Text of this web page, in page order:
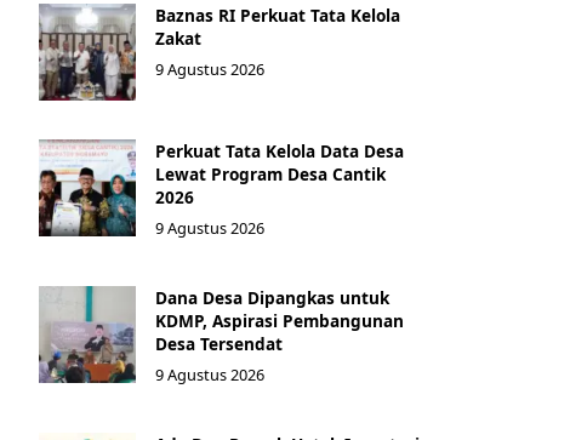
Baznas RI Perkuat Tata Kelola
Zakat
9 Agustus 2026
Perkuat Tata Kelola Data Desa
Lewat Program Desa Cantik
2026
9 Agustus 2026
Dana Desa Dipangkas untuk
KDMP, Aspirasi Pembangunan
Desa Tersendat
9 Agustus 2026